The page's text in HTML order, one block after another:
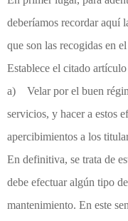
deberíamos recordar aquí
que son las recogidas en
Establece el citado
a) Velar por el buen
servicios, y hacer a estos
apercibimientos a los
En definitiva, se trata de
debe efectuar algún tipo
mantenimiento. En este